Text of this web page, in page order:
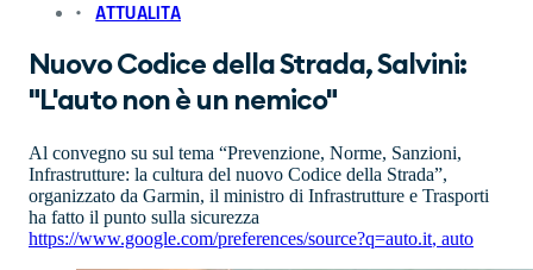
ATTUALITA
Nuovo Codice della Strada, Salvini:
"L'auto non è un nemico"
Al convegno su sul tema “Prevenzione, Norme, Sanzioni,
Infrastrutture: la cultura del nuovo Codice della Strada”,
organizzato da Garmin, il ministro di Infrastrutture e Trasporti
ha fatto il punto sulla sicurezza
https://www.google.com/preferences/source?q=auto.it, auto